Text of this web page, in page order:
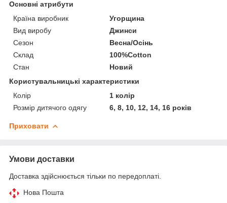
Основні атрибути
Країна виробник
Угорщина
Вид виробу
Джинси
Сезон
Весна/Осінь
Склад
100%Cotton
Стан
Новий
Користувальницькі характеристики
Колір
1 колір
Розмір дитячого одягу
6, 8, 10, 12, 14, 16 років
Приховати
Умови доставки
Доставка здійснюється тільки по передоплаті.
Нова Пошта